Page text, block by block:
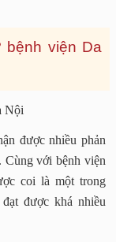
bệnh viện Da
Nội
được nhiều phản
với bệnh viện
coi là một trong
được khá nhiều